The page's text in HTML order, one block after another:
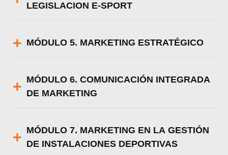
LEGISLACION E-SPORT
MÓDULO 5. MARKETING ESTRATÉGICO
MÓDULO 6. COMUNICACIÓN INTEGRADA
DE MARKETING
MÓDULO 7. MARKETING EN LA GESTIÓN
DE INSTALACIONES DEPORTIVAS